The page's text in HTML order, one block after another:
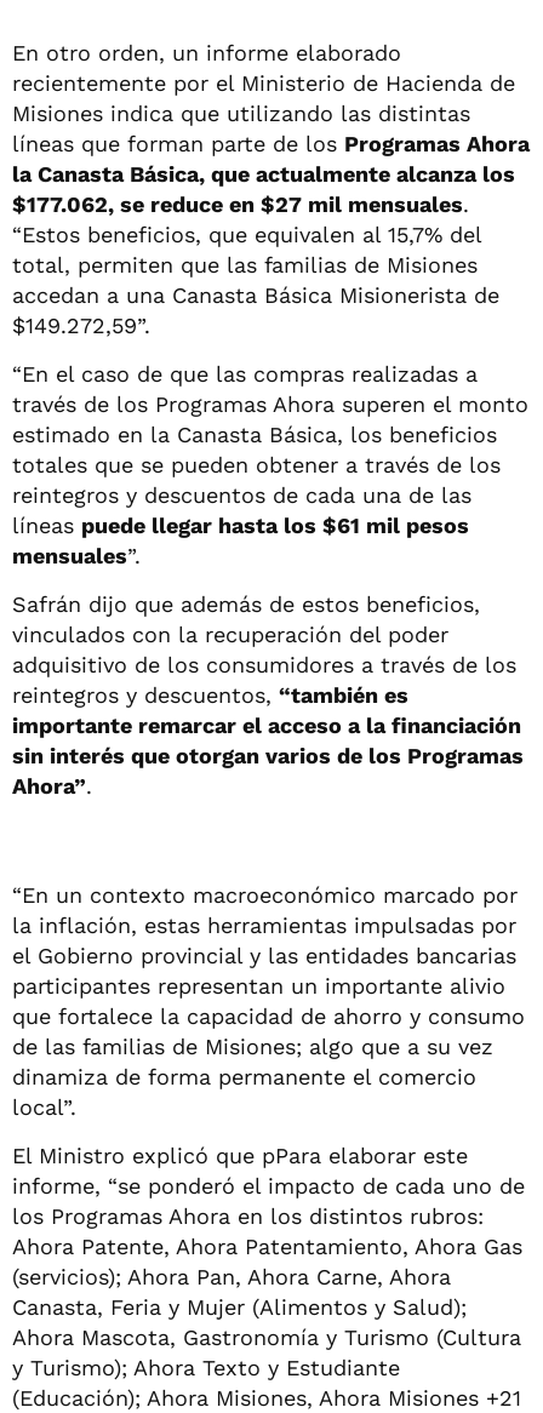
En otro orden, un informe elaborado
recientemente por el Ministerio de Hacienda de
Misiones indica que utilizando las distintas
líneas que forman parte de los Programas Ahora
la Canasta Básica, que actualmente alcanza los
$177.062, se reduce en $27 mil mensuales.
“Estos beneficios, que equivalen al 15,7% del
total, permiten que las familias de Misiones
accedan a una Canasta Básica Misionerista de
$149.272,59”.
“En el caso de que las compras realizadas a
través de los Programas Ahora superen el monto
estimado en la Canasta Básica, los beneficios
totales que se pueden obtener a través de los
reintegros y descuentos de cada una de las
líneas puede llegar hasta los $61 mil pesos
mensuales”.
Safrán dijo que además de estos beneficios,
vinculados con la recuperación del poder
adquisitivo de los consumidores a través de los
reintegros y descuentos, “también es
importante remarcar el acceso a la financiación
sin interés que otorgan varios de los Programas
Ahora”.
“En un contexto macroeconómico marcado por
la inflación, estas herramientas impulsadas por
el Gobierno provincial y las entidades bancarias
participantes representan un importante alivio
que fortalece la capacidad de ahorro y consumo
de las familias de Misiones; algo que a su vez
dinamiza de forma permanente el comercio
local”.
El Ministro explicó que pPara elaborar este
informe, “se ponderó el impacto de cada uno de
los Programas Ahora en los distintos rubros:
Ahora Patente, Ahora Patentamiento, Ahora Gas
(servicios); Ahora Pan, Ahora Carne, Ahora
Canasta, Feria y Mujer (Alimentos y Salud);
Ahora Mascota, Gastronomía y Turismo (Cultura
y Turismo); Ahora Texto y Estudiante
(Educación); Ahora Misiones, Ahora Misiones +21